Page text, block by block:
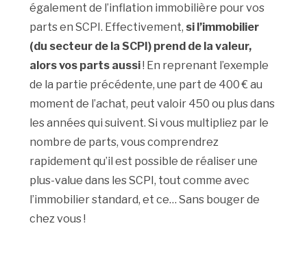
également de l’inflation immobilière pour vos
parts en SCPI. Effectivement, si l’immobilier
(du secteur de la SCPI) prend de la valeur,
alors vos parts aussi! En reprenant l’exemple
de la partie précédente, une part de 400 € au
moment de l’achat, peut valoir 450 ou plus dans
les années qui suivent. Si vous multipliez par le
nombre de parts, vous comprendrez
rapidement qu’il est possible de réaliser une
plus-value dans les SCPI, tout comme avec
l’immobilier standard, et ce… Sans bouger de
chez vous !